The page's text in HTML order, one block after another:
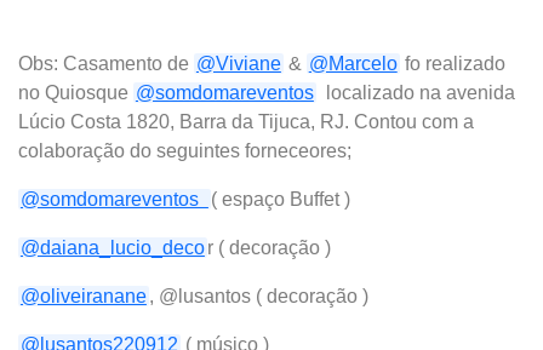
Obs: Casamento de @Viviane & @Marcelo fo realizado
no Quiosque @somdomareventos
localizado na avenida
Lúcio Costa 1820, Barra da Tijuca, RJ. Contou com a
colaboração do seguintes forneceores;
@somdomareventos ( espaço Buffet )
@daiana_lucio_decor ( decoração )
@oliveiranane, @lusantos ( decoração )
@lusantos220912 ( músico )